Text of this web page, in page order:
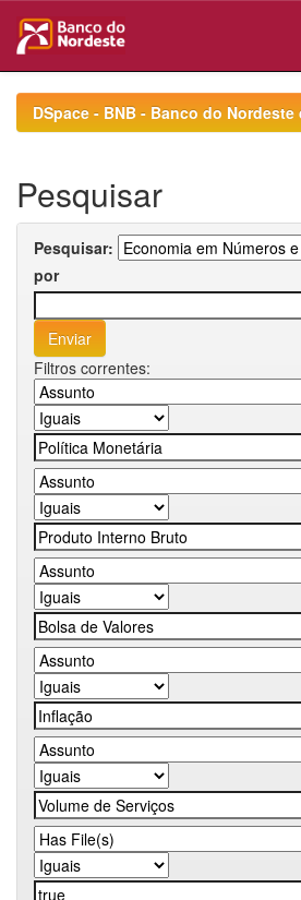
navigationDSpace - BNB - Banco do Nordeste
Pesquisar
Pesquisar:
por
Filtros correntes: